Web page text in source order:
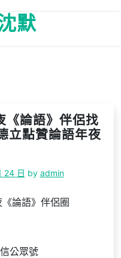
默
《論語》伴侶找
點贊論語年夜
24 日 by admin
論語》伴侶圈
公眾號